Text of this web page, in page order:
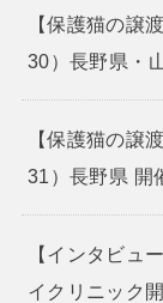
【保護猫の譲
30）長野県・
【保護猫の譲
31）長野県 開
【インタビュ
イクリニック